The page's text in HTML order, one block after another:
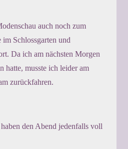
auch noch zum
Schlossgarten und
Da ich am nächsten Morgen
hatte, musste ich leider am
zurückfahren.
den Abend jedenfalls voll